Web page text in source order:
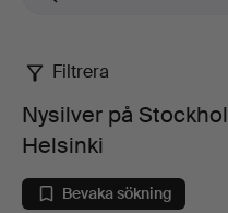
Nysilver
på
Stockholms
Filtrera
Nysilver på
Helsinki
Bevaka sökning